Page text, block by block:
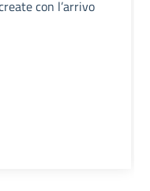
con l’arrivo